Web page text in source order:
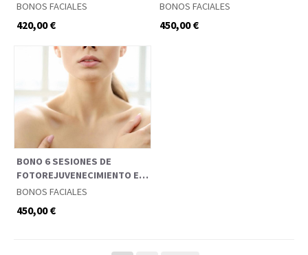
CUELLO Y ESCOTE
BONOS FACIALES
420,00 €
BONOS FACIALES
450,00 €
BONO 6 SESIONES DE
FOTOREJUVENECIMIENTO EN
CUELLO Y ESCOTE
BONOS FACIALES
450,00 €